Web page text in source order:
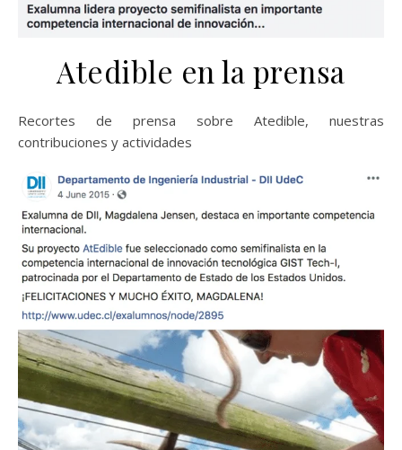
Atedible en la prensa
Recortes de prensa sobre Atedible, nuestras
contribuciones y actividades